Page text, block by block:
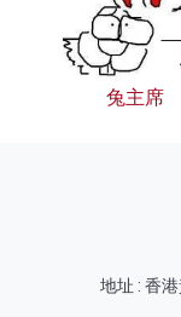
兔主席
地址 : 香